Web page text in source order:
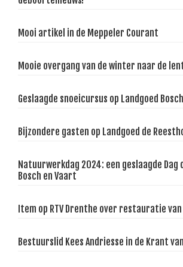
Mooi artikel in de Meppeler Courant
Mooie overgang van de winter naar de
Geslaagde snoeicursus op Landgoed
Bijzondere gasten op Landgoed de
Natuurwerkdag 2024: een geslaagde Dag
Bosch en Vaart
Item op RTV Drenthe over restauratie
Bestuurslid Kees Andriesse in de Krant